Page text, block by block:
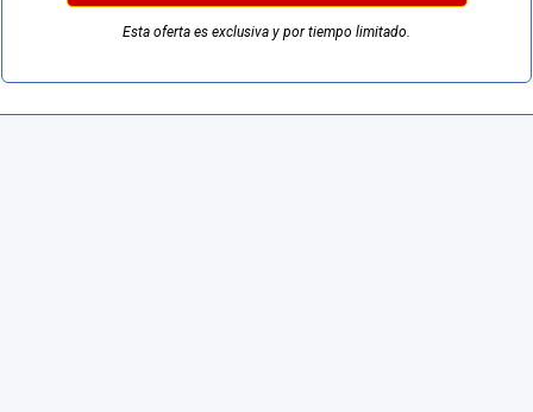
Esta oferta es exclusiva y por tiempo limitado.